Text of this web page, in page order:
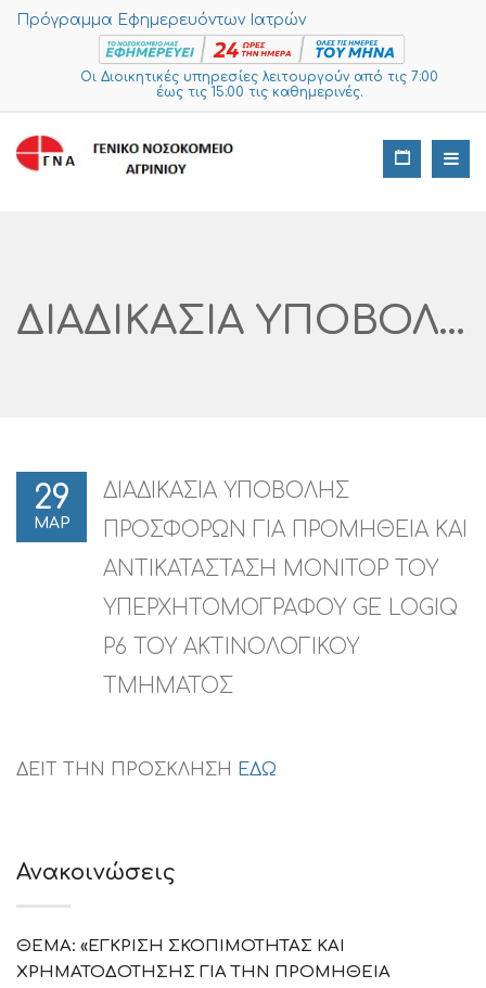
Πρόγραμμα Εφημερευόντων Ιατρών
Οι Διοικητικές υπηρεσίες λειτουργούν από τις 7:00
έως τις 15:00 τις καθημερινές.
ΔΙΑΔΙΚΑΣΙΑ ΥΠΟΒΟΛΗΣ ΠΡΟΣΦΟΡΩΝ ΓΙΑ ΠΡΟΜΗΘΕΙΑ ΚΑΙ ΑΝΤΙΚΑΤΑΣΤΑΣΗ ΜΟΝΙΤΟΡ ΤΟΥ ΥΠΕΡΧΗΤΟΜΟΓΡΑΦΟΥ GE LOGIQ P6 ΤΟΥ ΑΚΤΙΝΟΛΟΓΙΚΟΥ ΤΜΗΜΑΤΟΣ
29
ΜΑΡ
ΔΙΑΔΙΚΑΣΙΑ ΥΠΟΒΟΛΗΣ
ΠΡΟΣΦΟΡΩΝ ΓΙΑ ΠΡΟΜΗΘΕΙΑ ΚΑΙ
ΑΝΤΙΚΑΤΑΣΤΑΣΗ ΜΟΝΙΤΟΡ ΤΟΥ
ΥΠΕΡΧΗΤΟΜΟΓΡΑΦΟΥ GE LOGIQ
P6 ΤΟΥ ΑΚΤΙΝΟΛΟΓΙΚΟΥ
ΤΜΗΜΑΤΟΣ
ΔΕΙΤ ΤΗΝ ΠΡΟΣΚΛΗΣΗ ΕΔΩ
Ανακοινώσεις
ΘΕΜΑ: «ΕΓΚΡΙΣΗ ΣΚΟΠΙΜΟΤΗΤΑΣ ΚΑΙ
ΧΡΗΜΑΤΟΔΟΤΗΣΗΣ ΓΙΑ ΤΗΝ ΠΡΟΜΗΘΕΙΑ